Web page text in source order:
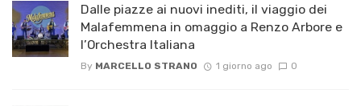
Dalle piazze ai nuovi inediti, il viaggio dei
Malafemmena in omaggio a Renzo Arbore e
l’Orchestra Italiana ​
By MARCELLO STRANO 1 giorno ago 0